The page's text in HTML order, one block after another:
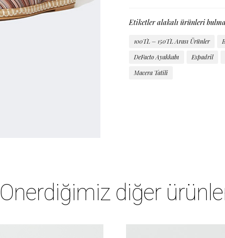
Etiketler alakalı ürünleri
100TL – 150TL Arası Ürünler
DeFacto Ayakkabı
Espadril
Macera Tatili
Önerdiğimiz diğer